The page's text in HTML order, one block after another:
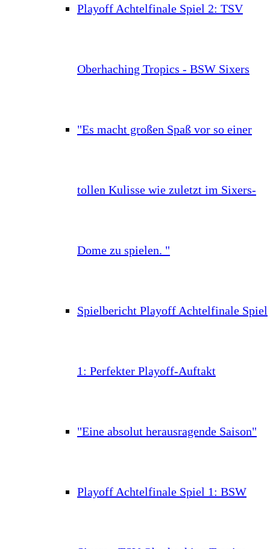
Playoff Achtelfinale Spiel 2: TSV
Oberhaching Tropics - BSW Sixers
"Es macht großen Spaß vor so einer
tollen Kulisse wie zuletzt im Sixers-
Dome zu spielen. "
Spielbericht Playoff Achtelfinale Spiel
1: Perfekter Playoff-Auftakt
"Eine absolut herausragende Saison"
Playoff Achtelfinale Spiel 1: BSW